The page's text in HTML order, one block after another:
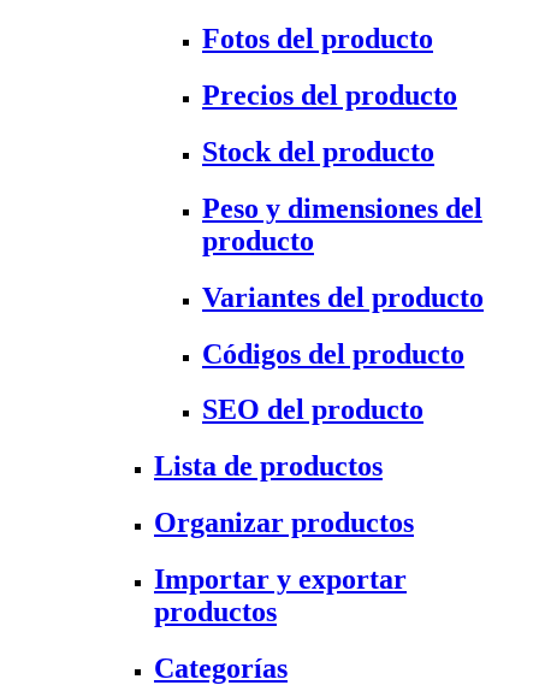
Fotos del producto
Precios del producto
Stock del producto
Peso y dimensiones del
producto
Variantes del producto
Códigos del producto
SEO del producto
Lista de productos
Organizar productos
Importar y exportar
productos
Categorías